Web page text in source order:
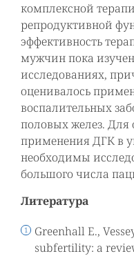
комплексной
репродуктивной
эффективность
мужчин пока
исследованиях,
оценивалось
воспалительных
половых желез. Для
применения ДГК в
необходимы
большого числа
Литература
Greenhall E.,
subfertility: a